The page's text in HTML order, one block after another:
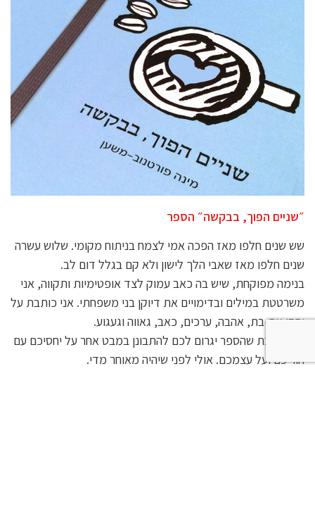
״שניים הפוך, בבקשה״ הספר
שש שנים חלפו מאז הפכה אמי לצמח בניתוח מקומי. שלוש עשרה
שנים חלפו מאז שאבי הלך לישון ולא קם בגלל דום לב.
בנימה מפוקחת, שיש בה כאב עמוק לצד אופטימיות ותקווה, אני
משרטטת במילים ובדימויים את דיוקן בני משפחתי. אני כותבת על
יחסי אם-בת, אהבה, ערכים, כאב, גאווה וגעגוע.
אני חושבת שהספר יגרום לכם להתבונן במבט אחר על יחסיכם עם
הוריכם ועל עצמכם. אולי לפני שיהיה מאוחר מדי.